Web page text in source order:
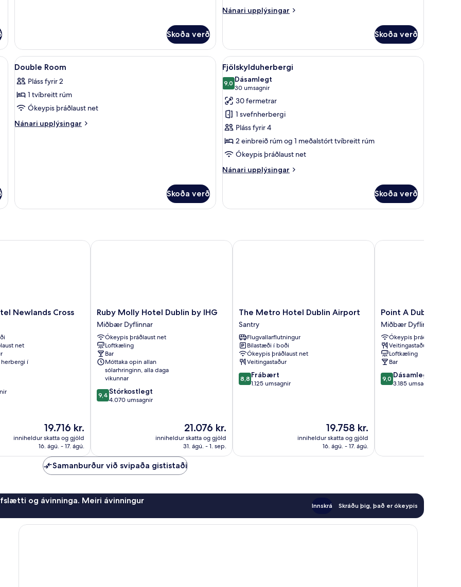
Skoða verð
Nánari upplýsingar
Nánari
með
tvíbreiðu
rúmi
Skoða verð
myrkratjöld/-gardínur
Skoða
allar
myndir
fyrir
Double
Room
Öryggishólf í herbergi, skrifborð, myrkratjöld/-gardínur
6
Double Room
Pláss fyrir 2
1 tvíbreitt rúm
Ókeypis þráðlaust net
Nánari upplýsingar
Nánari
Skoða verð
Skoða
allar
myndir
fyrir
Fjölskylduherbergi
Fjölskylduherbergi | Öryggishólf í
19
Fjölskylduherbergi
9,09,0 af 10
Dásamlegt
30 umsagnir
(30
umsagnir)
30 fermetrar
1 svefnherbergi
Pláss fyrir 4
2 einbreið rúm og 1 meðalstórt tvíbreitt rúm
Ókeypis þráðlaust net
Nánari upplýsingar
Nánari
Skoða verð
Newlands Cross
net
í
Verðið
er
19.716 kr.
19.716 kr.
inniheldur skatta og gjöld
16. ágú. - 17. ágú.
Cross
Ruby
Molly
Hotel
Dublin
by
IHG
Miðbær
Dyflinnar
Ruby Molly Hotel Dublin by IHG
Miðbær Dyflinnar
Ókeypis þráðlaust net
Loftkæling
Bar
Móttaka opin allan
sólarhringinn, alla daga
vikunnar
9.4
af
9,4 Stórkostlegt
4.070 umsagnir
Verðið
er
21.076 kr.
21.076 kr.
inniheldur skatta og gjöld
31. ágú. - 1. sep.
Ruby Molly Hotel Dublin by IHG
The
Metro
Hotel
Dublin
Airport
Santry
The Metro Hotel Dublin Airport
Santry
Flugvallarflutningur
Bílastæði í boði
Ókeypis þráðlaust net
Veitingastaður
8.8
af
8,8 Frábært
1.125 umsagnir
Verðið
er
19.758 kr.
19.758 kr.
inniheldur skatta og gjöld
16. ágú. - 17. ágú.
The Metro Hotel Dublin Airport
Point
A
Dublin
Parnell
Street
Miðbær
Dyflinnar
Point A Dublin
Miðbær Dyflinnar
Ókeypis þráðlaust net
Veitingastaður
Loftkæling
Bar
9.0
af
9,0 Dásamlegt
3.185 umsagnir
Point A Dublin Parnell
Samanburður við svipaða gististaði
og ávinninga. Meiri ávinningur
Innskrá Skráðu þig, það er ókeypis